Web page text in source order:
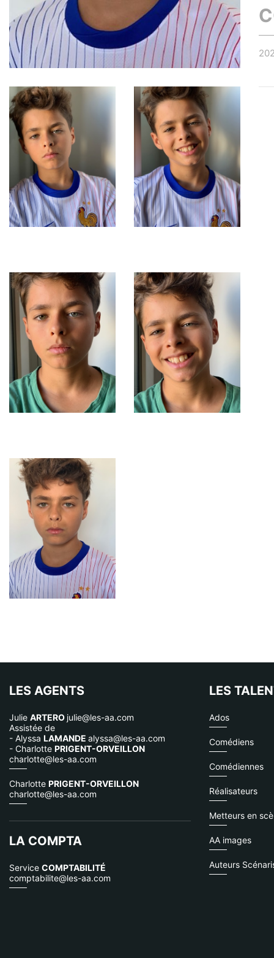
LES AGENTS
Julie ARTERO julie@les-aa.com
Assistée de
- Alyssa LAMANDE alyssa@les-aa.com
- Charlotte PRIGENT-ORVEILLON
charlotte@les-aa.com
Charlotte PRIGENT-ORVEILLON
charlotte@les-aa.com
LA COMPTA
Service COMPTABILITÉ
comptabilite@les-aa.com
LES
Ados
Comédiens
Comédiennes
Réalisateurs
Metteurs en
AA images
Auteurs